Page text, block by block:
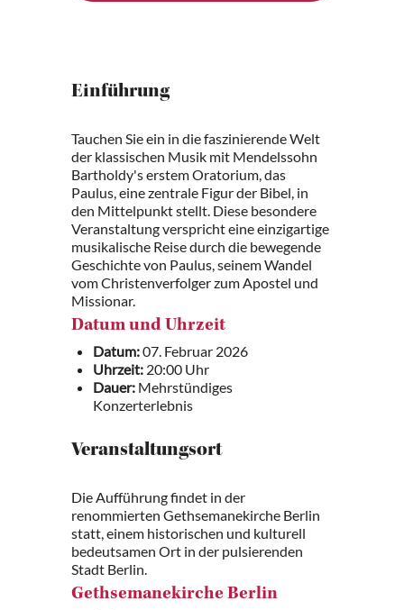
Einführung
Tauchen Sie ein in die faszinierende Welt
der klassischen Musik mit Mendelssohn
Bartholdy's erstem Oratorium, das
Paulus, eine zentrale Figur der Bibel, in
den Mittelpunkt stellt. Diese besondere
Veranstaltung verspricht eine einzigartige
musikalische Reise durch die bewegende
Geschichte von Paulus, seinem Wandel
vom Christenverfolger zum Apostel und
Missionar.
Datum und Uhrzeit
Datum:07. Februar 2026
Uhrzeit: 20:00 Uhr
Dauer: Mehrstündiges
Konzerterlebnis
Veranstaltungsort
Die Aufführung findet in der
renommierten Gethsemanekirche Berlin
statt, einem historischen und kulturell
bedeutsamen Ort in der pulsierenden
Stadt Berlin.
Gethsemanekirche Berlin